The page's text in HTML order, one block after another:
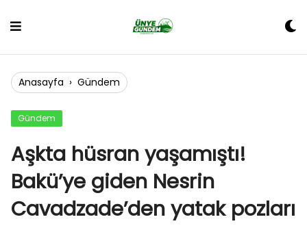
Anasayfa › Gündem
Gündem
Aşkta hüsran yaşamıştı!
Bakü’ye giden Nesrin
Cavadzade’den yatak pozları